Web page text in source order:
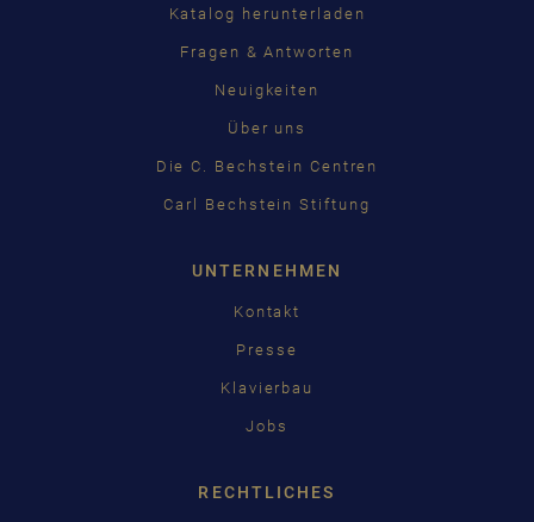
Katalog herunterladen
Fragen & Antworten
Neuigkeiten
Über uns
Die C. Bechstein Centren
Carl Bechstein Stiftung
UNTERNEHMEN
Kontakt
Presse
Klavierbau
Jobs
RECHTLICHES